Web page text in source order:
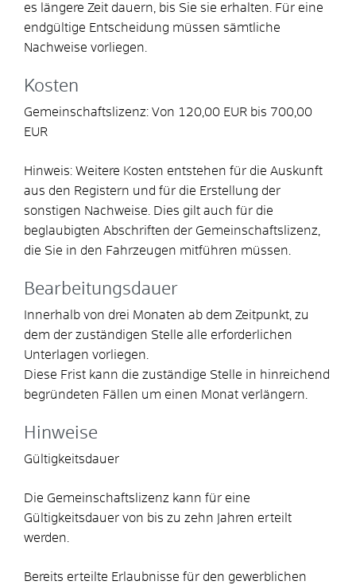
es längere Zeit dauern, bis Sie sie erhalten. Für eine
endgültige Entscheidung müssen sämtliche
Nachweise vorliegen.
Kosten
Gemeinschaftslizenz: Von 120,00 EUR bis 700,00
EUR
Hinweis: Weitere Kosten entstehen für die Auskunft
aus den Registern und für die Erstellung der
sonstigen Nachweise. Dies gilt auch für die
beglaubigten Abschriften der Gemeinschaftslizenz,
die Sie in den Fahrzeugen mitführen müssen.
Bearbeitungsdauer
Innerhalb von drei Monaten ab dem Zeitpunkt, zu
dem der zuständigen Stelle alle erforderlichen
Unterlagen vorliegen.
Diese Frist kann die zuständige Stelle in hinreichend
begründeten Fällen um einen Monat verlängern.
Hinweise
Gültigkeitsdauer
Die Gemeinschaftslizenz kann für eine
Gültigkeitsdauer von bis zu zehn Jahren erteilt
werden.
Bereits erteilte Erlaubnisse für den gewerblichen